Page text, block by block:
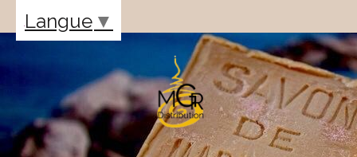
Langue ▼